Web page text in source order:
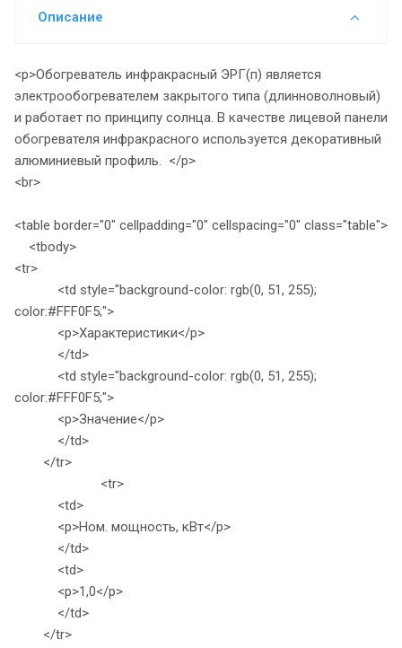
Описание
<p>Обогреватель инфракрасный ЭРГ(п) является
электрообогревателем закрытого типа (длинноволновый)
и работает по принципу солнца. В качестве лицевой панели
обогревателя инфракрасного используется декоративный
алюминиевый профиль. </p>
<br>
<table border="0" cellpadding="0" cellspacing="0" class="table">
<tbody>
<tr>
<td style="background-color: rgb(0, 51, 255);
color:#FFF0F5;">
<p>Характеристики</p>
</td>
<td style="background-color: rgb(0, 51, 255);
color:#FFF0F5;">
<p>Значение</p>
</td>
</tr>
<tr>
<td>
<p>Ном. мощность, кВт</p>
</td>
<td>
<p>1,0</p>
</td>
</tr>